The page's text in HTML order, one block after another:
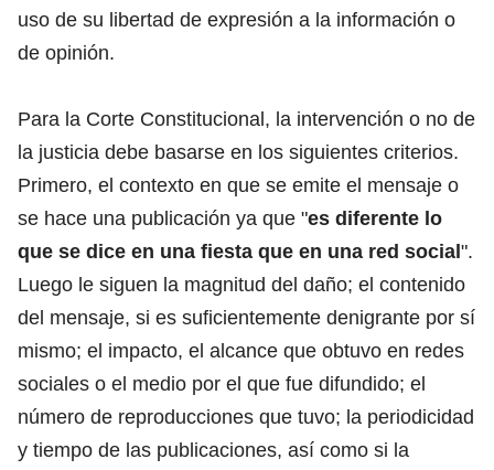
uso de su libertad de expresión a la información o
de opinión.
Para la Corte Constitucional, la intervención o no de
la justicia debe basarse en los siguientes criterios.
Primero, el contexto en que se emite el mensaje o
se hace una publicación ya que "es diferente lo
que se dice en una fiesta que en una red social".
Luego le siguen la magnitud del daño; el contenido
del mensaje, si es suficientemente denigrante por sí
mismo; el impacto, el alcance que obtuvo en redes
sociales o el medio por el que fue difundido; el
número de reproducciones que tuvo; la periodicidad
y tiempo de las publicaciones, así como si la